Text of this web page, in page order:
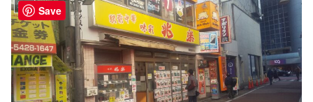
渋谷 Save